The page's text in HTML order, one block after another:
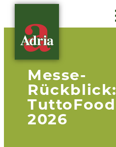
Messe-
Rückblick:
TuttoFood
2026